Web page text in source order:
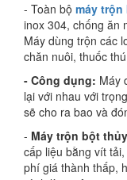
- Toàn bộ máy
inox 304, chống ăn
Máy dùng trộn các
chăn nuôi, thuốc
- Công dụng: Máy
lại với nhau với
sẽ cho ra bao và
- Máy trộn bột
cấp liệu bằng vít
phí giá thành thấp,